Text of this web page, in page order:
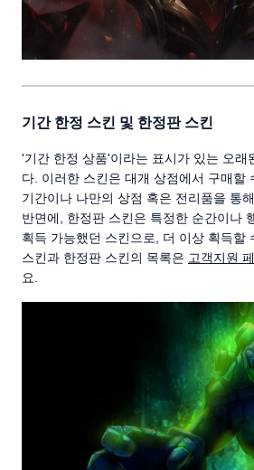
기간 한정 스킨 및 한정판 스킨
'기간 한정 상품'이라는 표시가 있는 오래
다. 이러한 스킨은 대개 상점에서 구매할
기간이나 나만의 상점 혹은 전리품을 통
반면에, 한정판 스킨은 특정한 순간이나
획득 가능했던 스킨으로, 더 이상 획득할
스킨과 한정판 스킨의 목록은 고객지원
요.